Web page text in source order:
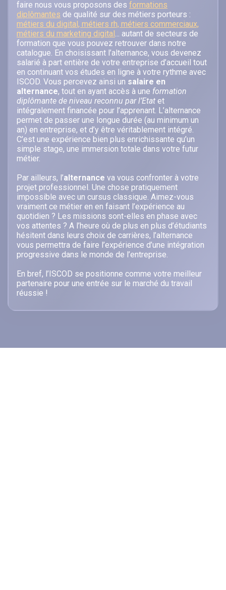
faire nous vous proposons des formations
diplômantes de qualité sur des métiers porteurs :
métiers du digital, métiers rh, métiers commerciaux,
métiers du marketing digital ... autant de secteurs de
formation que vous pouvez retrouver dans notre
catalogue. En choisissant l’alternance, vous devenez
salarié à part entière de votre entreprise d’accueil tout
en continuant vos études en ligne à votre rythme avec
ISCOD. Vous percevez ainsi un salaire en
alternance, tout en ayant accès à une formation
diplômante de niveau reconnu par l’Etat et
intégralement financée pour l’apprenant. L’alternance
permet de passer une longue durée (au minimum un
an) en entreprise, et d’y être véritablement intégré.
C’est une expérience bien plus enrichissante qu’un
simple stage, une immersion totale dans votre futur
métier.
Par ailleurs, l’alternance va vous confronter à votre
projet professionnel. Une chose pratiquement
impossible avec un cursus classique. Aimez-vous
vraiment ce métier en en faisant l’expérience au
quotidien ? Les missions sont-elles en phase avec
vos attentes ? A l’heure où de plus en plus d’étudiants
hésitent dans leurs choix de carrières, l’alternance
vous permettra de faire l’expérience d’une intégration
progressive dans le monde de l’entreprise.
En bref, l’ISCOD se positionne comme votre meilleur
partenaire pour une entrée sur le marché du travail
réussie !